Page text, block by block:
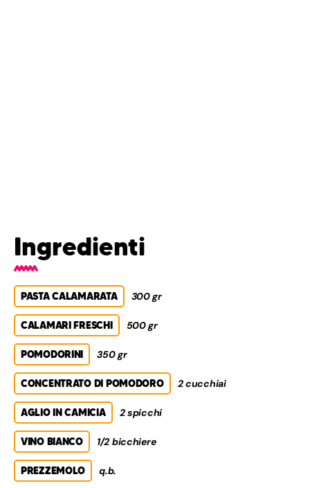
Ingredienti
PASTA CALAMARATA 300 gr
CALAMARI FRESCHI 500 gr
POMODORINI 350 gr
CONCENTRATO DI POMODORO 2 cucchiai
AGLIO IN CAMICIA 2 spicchi
VINO BIANCO 1/2 bicchiere
PREZZEMOLO q.b.